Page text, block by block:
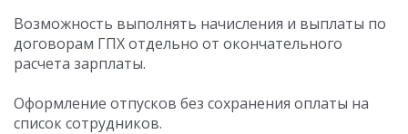
Возможность выполнять начисления и выплаты по
договорам ГПХ отдельно от окончательного
расчета зарплаты.
Оформление отпусков без сохранения оплаты на
список сотрудников.